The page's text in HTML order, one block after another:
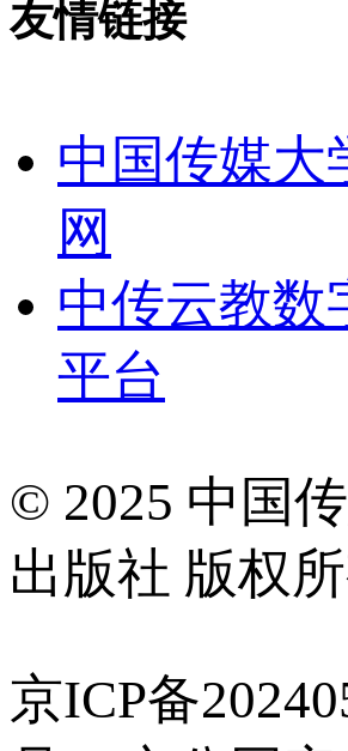
友情链接
中国传媒大
网
中传云教数
平台
© 2025 中国
出版社 版权
京ICP备